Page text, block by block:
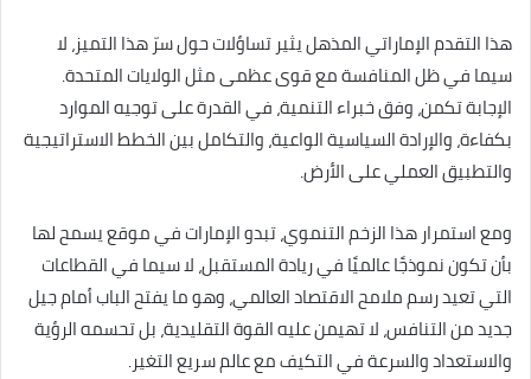
هذا التقدم الإماراتي المذهل يثير تساؤلات حول سرّ هذا التميز، لا
سيما في ظل المنافسة مع قوى عظمى مثل الولايات المتحدة.
الإجابة تكمن، وفق خبراء التنمية، في القدرة على توجيه الموارد
بكفاءة، والإرادة السياسية الواعية، والتكامل بين الخطط الاستراتيجية
والتطبيق العملي على الأرض.
ومع استمرار هذا الزخم التنموي، تبدو الإمارات في موقع يسمح لها
بأن تكون نموذجًا عالميًا في ريادة المستقبل، لا سيما في القطاعات
التي تعيد رسم ملامح الاقتصاد العالمي، وهو ما يفتح الباب أمام جيل
جديد من التنافس، لا تهيمن عليه القوة التقليدية، بل تحسمه الرؤية
والاستعداد والسرعة في التكيف مع عالم سريع التغير.